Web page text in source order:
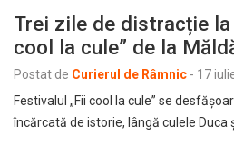
Trei zile de distracție
cool la cule” de la
Postat de Curierul de Râmnic - 17
Festivalul „Fii cool la cule” se
încărcată de istorie, lângă culele Duca